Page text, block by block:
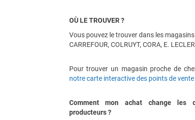
OÙ LE TROUVER ?
Vous pouvez le trouver dans les magasins
CARREFOUR, COLRUYT, CORA, E.
Pour trouver un magasin proche de
notre carte interactive des points de vente
Comment mon achat change les
producteurs ?